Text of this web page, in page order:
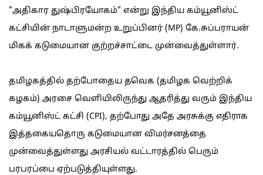
"அதிகார துஷ்பிரயோகம்" என்று இந்திய கம்யூனிஸ்ட்
கட்சியின் நாடாளுமன்ற உறுப்பினர் (MP) கே.சுப்பராயன்
மிகக் கடுமையான குற்றச்சாட்டை முன்வைத்துள்ளார்.
தமிழகத்தில் தற்போதைய தவெக (தமிழக வெற்றிக்
கழகம்) அரசை வெளியிலிருந்து ஆதரித்து வரும் இந்திய
கம்யூனிஸ்ட் கட்சி (CPI), தற்போது அதே அரசுக்கு எதிராக
இத்தகையதொரு கடுமையான விமர்சனத்தை
முன்வைத்துள்ளது அரசியல் வட்டாரத்தில் பெரும்
பரபரப்பை ஏற்படுத்தியுள்ளது.